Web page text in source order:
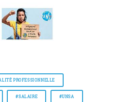
PROFESSIONNELLE
#SALAIRE #UNSA